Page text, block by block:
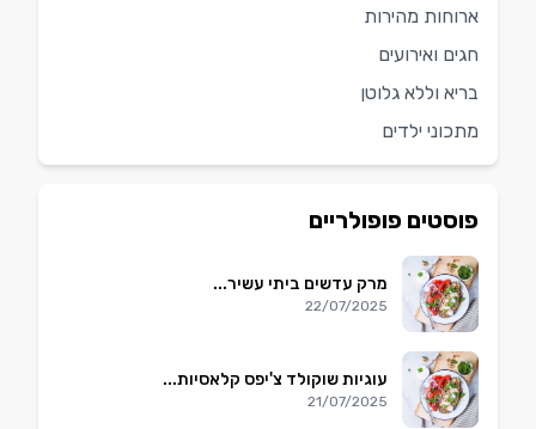
ארוחות מהירות
חגים ואירועים
בריא וללא גלוטן
מתכוני ילדים
פוסטים פופולריים
מרק עדשים ביתי עשיר...
22/07/2025
עוגיות שוקולד צ'יפס קלאסיות...
21/07/2025